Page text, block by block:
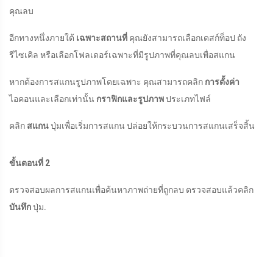
คุณลบ
อีกทางหนึ่งภายใต้ เฉพาะสถานที่ คุณยังสามารถเลือกเดสก์ท็อป ถัง
รีไซเคิล หรือเลือกโฟลเดอร์เฉพาะที่มีรูปภาพที่คุณลบเพื่อสแกน
หากต้องการสแกนรูปภาพโดยเฉพาะ คุณสามารถคลิก การตั้งค่า
ไอคอนและเลือกเท่านั้น กราฟิกและรูปภาพประเภทไฟล์
คลิก สแกนปุ่มเพื่อเริ่มการสแกน ปล่อยให้กระบวนการสแกนเสร็จสิ้น
ขั้นตอนที่ 2
ตรวจสอบผลการสแกนเพื่อค้นหาภาพถ่ายที่ถูกลบ ตรวจสอบแล้วคลิก
บันทึกปุ่ม.